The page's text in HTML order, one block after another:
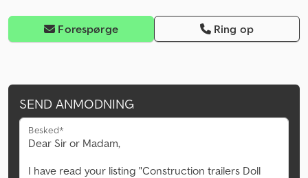
Forespørge Ring op
SEND ANMODNING
Besked*